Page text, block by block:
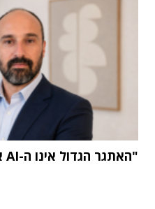
"האתגר הגדול אינו ה-AI אלא הטמעתה בארגון"